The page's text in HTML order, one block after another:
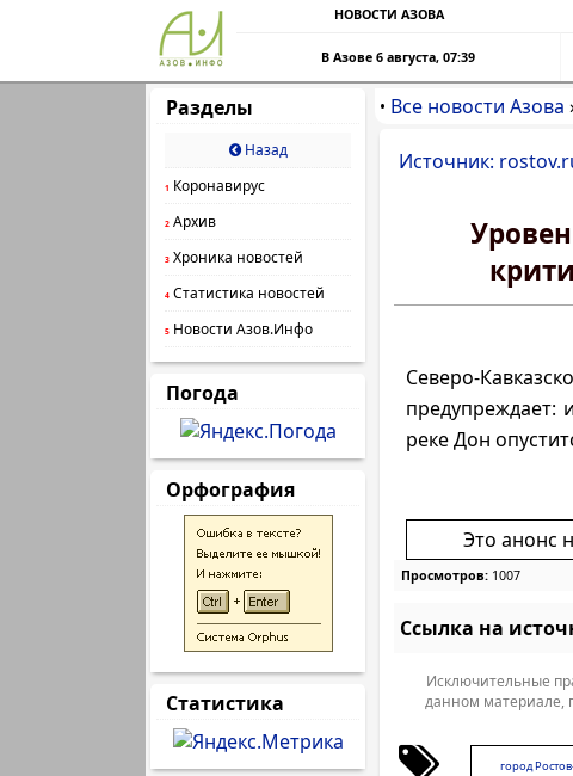
НОВОСТИ АЗОВА
В Азове 6 августа, 07:39
Разделы
Назад
1 Коронавирус
2 Архив
3 Хроника новостей
4 Статистика новостей
5 Новости Азов.Инфо
Погода
Орфография
Статистика
• Все новости Азова
Источник:
Северо-
предупреждает:
реке Дон
Это анонс
Просмотров: 1007
Ссылка на
Исключительные
данном материале,
город